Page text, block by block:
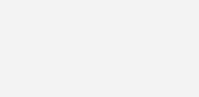
Die übrigen Gebäude
den Klassen B bis F
legen die einzelnen
fest, sie können sich also
Gleich bleibt die Einfärbung: Ist die